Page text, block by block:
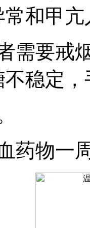
和甲
需要戒
稳定
药物一